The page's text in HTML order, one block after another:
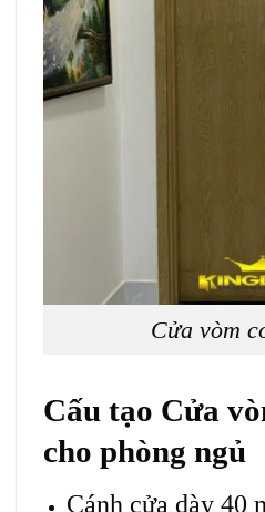
Cửa vòm
Cấu tạo Cửa
cho phòng ngủ
Cánh cửa dày 40